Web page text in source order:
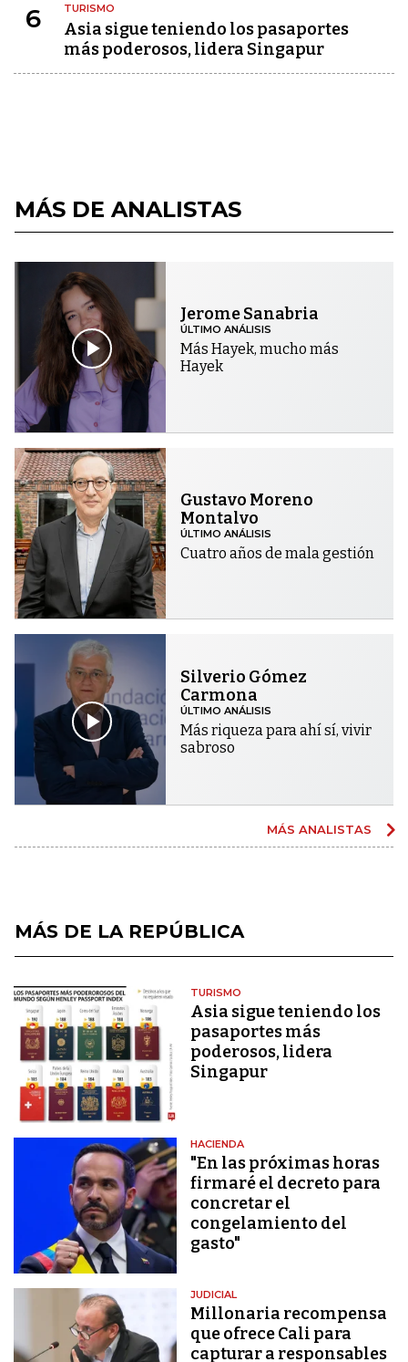
6 TURISMO
Asia sigue teniendo los pasaportes
más poderosos, lidera Singapur
MÁS DE ANALISTAS
Jerome Sanabria
ÚLTIMO ANÁLISIS
Más Hayek, mucho más
Hayek
Gustavo Moreno
Montalvo
ÚLTIMO ANÁLISIS
Cuatro años de mala gestión
Silverio Gómez
Carmona
ÚLTIMO ANÁLISIS
Más riqueza para ahí sí, vivir
sabroso
MÁS ANALISTAS
MÁS DE LA REPÚBLICA
TURISMO
Asia sigue teniendo los
pasaportes más
poderosos, lidera
Singapur
HACIENDA
"En las próximas horas
firmaré el decreto para
concretar el
congelamiento del
gasto"
JUDICIAL
Millonaria recompensa
que ofrece Cali para
capturar a responsables